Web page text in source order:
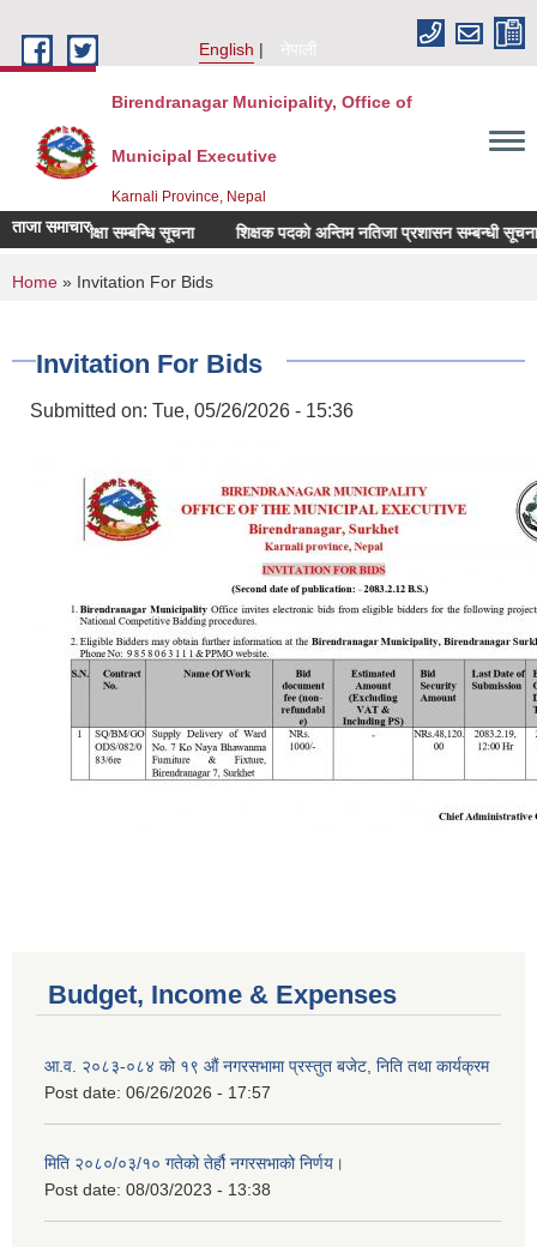
English
नेपाली
Birendranagar Municipality, Office of
Municipal Executive
Karnali Province, Nepal
ताजा समाचार
परीक्षा सम्बन्धि सूचना शिक्षक पदको अन्तिम नतिजा प्रशासन सम्बन्धी सूचना ।
You are here
Home » Invitation For Bids
Invitation For Bids
Submitted on: Tue, 05/26/2026 - 15:36
Budget, Income & Expenses
आ.व. २०८३-०८४ को १९ औं नगरसभामा प्रस्तुत बजेट, निति तथा कार्यक्रम
Post date: 06/26/2026 - 17:57
मिति २०८०/०३/१० गतेको तेर्हौ नगरसभाको निर्णय।
Post date: 08/03/2023 - 13:38